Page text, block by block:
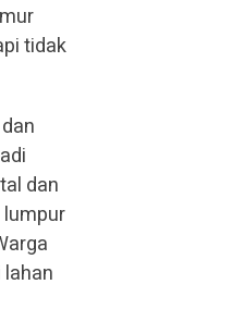
tidak
dan